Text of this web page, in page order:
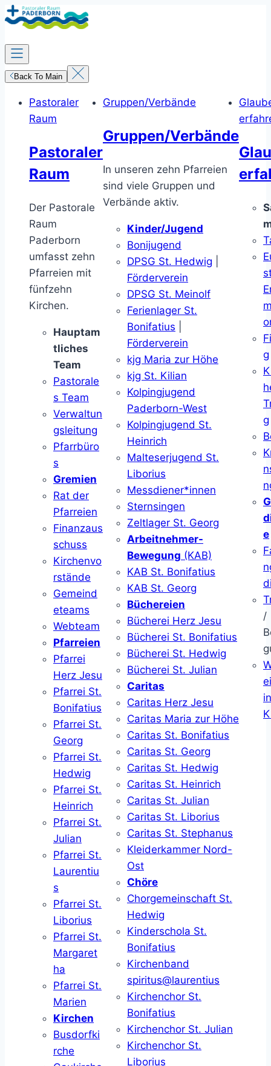
Zum
Inhalt
springen
Back To Main
Pastoraler
Raum
Pastoraler
Raum
Der Pastorale
Raum
Paderborn
umfasst zehn
Pfarreien mit
fünfzehn
Kirchen.
Hauptam
tliches
Team
Pastorale
s Team
Verwaltun
gsleitung
Pfarrbüro
s
Gremien
Rat der
Pfarreien
Finanzaus
schuss
Kirchenvo
rstände
Gemeind
eteams
Webteam
Pfarreien
Pfarrei
Herz Jesu
Pfarrei St.
Bonifatius
Pfarrei St.
Georg
Pfarrei St.
Hedwig
Pfarrei St.
Heinrich
Pfarrei St.
Julian
Pfarrei St.
Laurentiu
s
Pfarrei St.
Liborius
Pfarrei St.
Margaret
ha
Pfarrei St.
Marien
Kirchen
Busdorfki
rche
Gruppen/Verbände
Gruppen/Verbände
In unseren zehn Pfarreien
sind viele Gruppen und
Verbände aktiv.
Kinder/Jugend
Bonijugend
DPSG St. Hedwig
Förderverein
DPSG St. Meinolf
Ferienlager St.
Bonifatius
Förderverein
kjg Maria zur Höhe
kjg St. Kilian
Kolpingjugend
Paderborn-West
Kolpingjugend St.
Heinrich
Malteserjugend St.
Liborius
Messdiener*innen
Sternsingen
Zeltlager St. Georg
Arbeitnehmer-
Bewegung (KAB)
KAB St. Bonifatius
KAB St. Georg
Büchereien
Bücherei Herz Jesu
Bücherei St. Bonifatius
Bücherei St. Hedwig
Bücherei St. Julian
Caritas
Caritas Herz Jesu
Caritas Maria zur Höhe
Caritas St. Bonifatius
Caritas St. Georg
Caritas St. Hedwig
Caritas St. Heinrich
Caritas St. Julian
Caritas St. Liborius
Caritas St. Stephanus
Kleiderkammer Nord-
Ost
Chöre
Chorgemeinschaft St.
Hedwig
Kinderschola St.
Bonifatius
Kirchenband
spiritus@laurentius
Kirchenchor St.
Bonifatius
Kirchenchor St. Julian
Kirchenchor St.
Liborius
g
g
e
/